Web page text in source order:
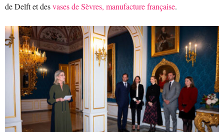
de Delft et desvases de Sèvres, manufacture française.